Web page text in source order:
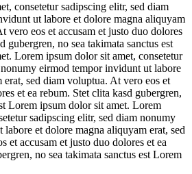
consetetur sadipscing elitr, sed diam
ut labore et dolore magna aliquyam
vero eos et accusam et justo duo dolores
gubergren, no sea takimata sanctus est
Lorem ipsum dolor sit amet, consetetur
eirmod tempor invidunt ut labore
sed diam voluptua. At vero eos et
et ea rebum. Stet clita kasd gubergren,
Lorem ipsum dolor sit amet. Lorem
sadipscing elitr, sed diam nonumy
et dolore magna aliquyam erat, sed
et accusam et justo duo dolores et ea
no sea takimata sanctus est Lorem